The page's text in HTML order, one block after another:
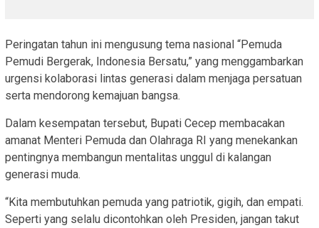
Peringatan tahun ini mengusung tema nasional “Pemuda
Pemudi Bergerak, Indonesia Bersatu,” yang menggambarkan
urgensi kolaborasi lintas generasi dalam menjaga persatuan
serta mendorong kemajuan bangsa.
Dalam kesempatan tersebut, Bupati Cecep membacakan
amanat Menteri Pemuda dan Olahraga RI yang menekankan
pentingnya membangun mentalitas unggul di kalangan
generasi muda.
“Kita membutuhkan pemuda yang patriotik, gigih, dan empati.
Seperti yang selalu dicontohkan oleh Presiden, jangan takut